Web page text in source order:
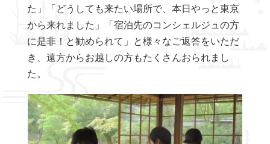
た」「どうしても来たい場所で、本日やっと東京
から来れました」「宿泊先のコンシェルジュの方
に是非！と勧められて」と様々なご返答をいただ
き、遠方からお越しの方もたくさんおられまし
た。